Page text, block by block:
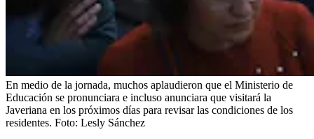
En medio de la jornada, muchos aplaudieron que el Ministerio de
Educación se pronunciara e incluso anunciara que visitará la
Javeriana en los próximos días para revisar las condiciones de los
residentes. Foto: Lesly Sánchez